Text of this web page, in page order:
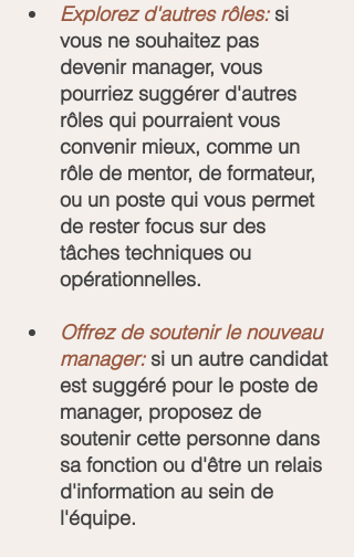
Explorez d'autres rôles: si
vous ne souhaitez pas
devenir manager, vous
pourriez suggérer d'autres
rôles qui pourraient vous
convenir mieux, comme un
rôle de mentor, de formateur,
ou un poste qui vous permet
de rester focus sur des
tâches techniques ou
opérationnelles.
Offrez de soutenir le nouveau
manager: si un autre candidat
est suggéré pour le poste de
manager, proposez de
soutenir cette personne dans
sa fonction ou d'être un relais
d'information au sein de
l'équipe.